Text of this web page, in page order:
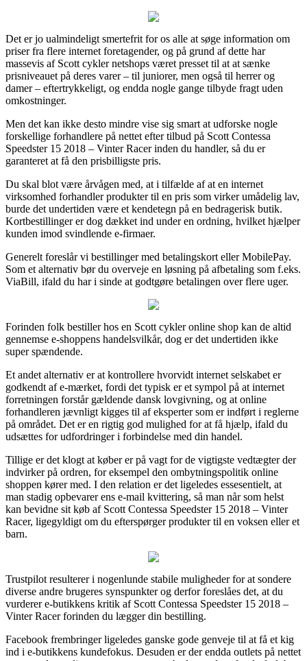
Det er jo ualmindeligt smertefrit for os alle at søge information om
priser fra flere internet foretagender, og på grund af dette har
massevis af Scott cykler netshops været presset til at at sænke
prisniveauet på deres varer – til juniorer, men også til herrer og
damer – eftertrykkeligt, og endda nogle gange tilbyde fragt uden
omkostninger.
Men det kan ikke desto mindre vise sig smart at udforske nogle
forskellige forhandlere på nettet efter tilbud på Scott Contessa
Speedster 15 2018 – Vinter Racer inden du handler, så du er
garanteret at få den prisbilligste pris.
Du skal blot være årvågen med, at i tilfælde af at en internet
virksomhed forhandler produkter til en pris som virker umådelig lav,
burde det undertiden være et kendetegn på en bedragerisk butik.
Kortbestillinger er dog dækket ind under en ordning, hvilket hjælper
kunden imod svindlende e-firmaer.
Generelt foreslår vi bestillinger med betalingskort eller MobilePay.
Som et alternativ bør du overveje en løsning på afbetaling som f.eks.
ViaBill, ifald du har i sinde at godtgøre betalingen over flere uger.
Forinden folk bestiller hos en Scott cykler online shop kan de altid
gennemse e-shoppens handelsvilkår, dog er det undertiden ikke
super spændende.
Et andet alternativ er at kontrollere hvorvidt internet selskabet er
godkendt af e-mærket, fordi det typisk er et sympol på at internet
forretningen forstår gældende dansk lovgivning, og at online
forhandleren jævnligt kigges til af eksperter som er indført i reglerne
på området. Det er en rigtig god mulighed for at få hjælp, ifald du
udsættes for udfordringer i forbindelse med din handel.
Tillige er det klogt at køber er på vagt for de vigtigste vedtægter der
indvirker på ordren, for eksempel den ombytningspolitik online
shoppen kører med. I den relation er det ligeledes essesentielt, at
man stadig opbevarer ens e-mail kvittering, så man når som helst
kan bevidne sit køb af Scott Contessa Speedster 15 2018 – Vinter
Racer, ligegyldigt om du efterspørger produkter til en voksen eller et
barn.
Trustpilot resulterer i nogenlunde stabile muligheder for at sondere
diverse andre brugeres synspunkter og derfor foreslåes det, at du
vurderer e-butikkens kritik af Scott Contessa Speedster 15 2018 –
Vinter Racer forinden du lægger din bestilling.
Facebook frembringer ligeledes ganske gode genveje til at få et kig
ind i e-butikkens kundefokus. Desuden er der endda outlets på nettet